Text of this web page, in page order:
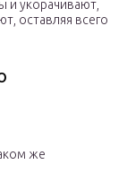
и укорачивают,
оставляя всего
же